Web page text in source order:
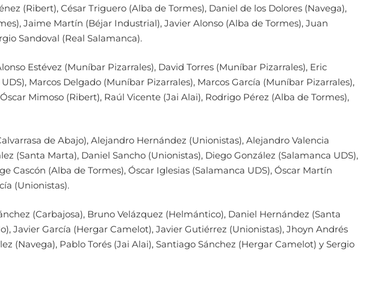
(Ribert), César Triguero (Alba de Tormes), Daniel de los Dolores (Navega),
Jaime Martín (Béjar Industrial), Javier Alonso (Alba de Tormes), Juan
Sandoval (Real Salamanca).
Estévez (Muníbar Pizarrales), David Torres (Muníbar Pizarrales), Eric
Marcos Delgado (Muníbar Pizarrales), Marcos García (Muníbar Pizarrales),
Mimoso (Ribert), Raúl Vicente (Jai Alai), Rodrigo Pérez (Alba de Tormes),
de Abajo), Alejandro Hernández (Unionistas), Alejandro Valencia
(Santa Marta), Daniel Sancho (Unionistas), Diego González (Salamanca UDS),
Cascón (Alba de Tormes), Óscar Iglesias (Salamanca UDS), Óscar Martín
(Unionistas).
(Carbajosa), Bruno Velázquez (Helmántico), Daniel Hernández (Santa
Javier García (Hergar Camelot), Javier Gutiérrez (Unionistas), Jhoyn Andrés
(Navega), Pablo Torés (Jai Alai), Santiago Sánchez (Hergar Camelot) y Sergio